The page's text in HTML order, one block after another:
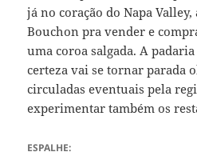
já no coração do Napa Valley,
Bouchon pra vender e
uma coroa salgada. A
certeza vai se tornar parada
circuladas eventuais pela
experimentar também os
ESPALHE: